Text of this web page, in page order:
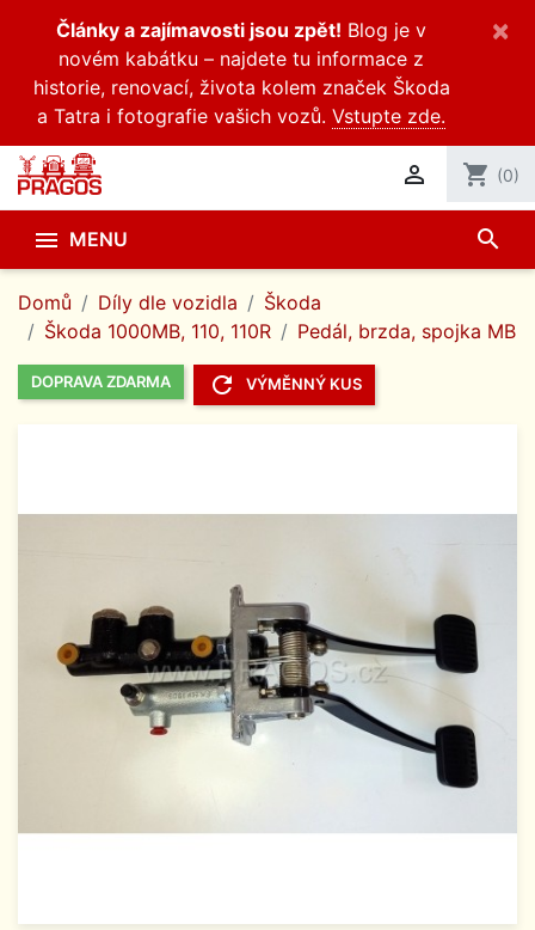
Články a zajímavosti jsou zpět! Blog je v
novém kabátku – najdete tu informace z
historie, renovací, života kolem značek Škoda
a Tatra i fotografie vašich vozů. Vstupte zde.
×
 shopping_cart (0)
 MENU search
Domů Díly dle vozidla
Škoda
Škoda 1000MB, 110, 110R
Pedál, brzda, spojka MB
DOPRAVA ZDARMA refresh VÝMĚNNÝ KUS